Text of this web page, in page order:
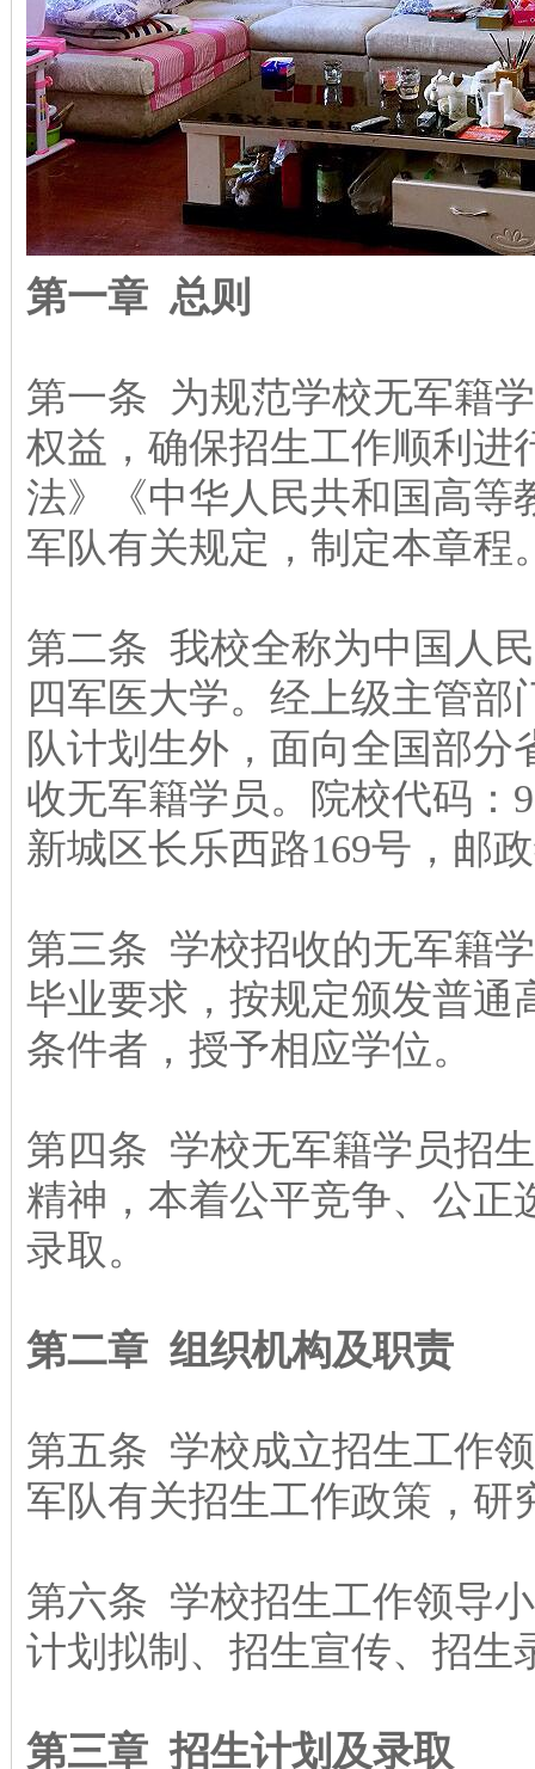
第一章 总则
第一条 为规范学校无军籍
权益，确保招生工作顺利进
法》《中华人民共和国高等
军队有关规定，制定本章程
第二条 我校全称为中国人
四军医大学。经上级主管部
队计划生外，面向全国部
收无军籍学员。院校代码：
新城区长乐西路169号，邮
第三条 学校招收的无军籍
毕业要求，按规定颁发普通
条件者，授予相应学位。
第四条 学校无军籍学员招
精神，本着公平竞争、公正
录取。
第二章 组织机构及职责
第五条 学校成立招生工作
军队有关招生工作政策，研
第六条 学校招生工作领导
计划拟制、招生宣传、招生
第三章 招生计划及录取